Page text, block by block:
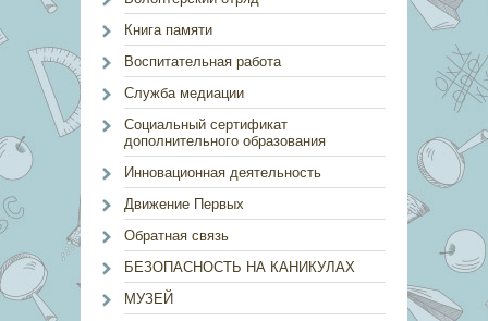
Книга памяти
Воспитательная работа
Служба медиации
Социальный сертификат
дополнительного образования
Инновационная деятельность
Движение Первых
Обратная связь
БЕЗОПАСНОСТЬ НА КАНИКУЛАХ
МУЗЕЙ